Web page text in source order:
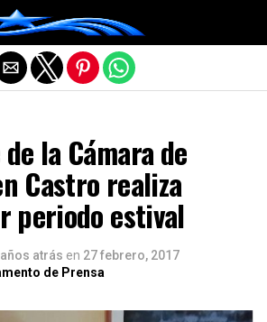
la Cámara de
Castro realiza
periodo estival
atrás en 27 febrero, 2017
de Prensa
de la versión móvil